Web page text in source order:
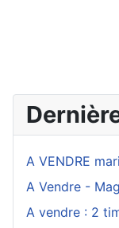
A VENDRE
A Vendre -
A vendre : 2